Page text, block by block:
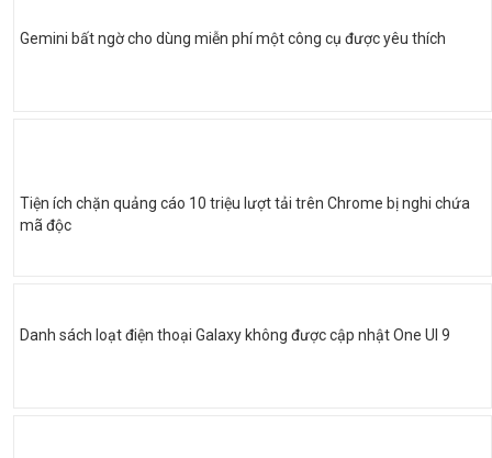
Gemini bất ngờ cho dùng miễn phí một công cụ được yêu thích
Tiện ích chặn quảng cáo 10 triệu lượt tải trên Chrome bị nghi chứa
mã độc
Danh sách loạt điện thoại Galaxy không được cập nhật One UI 9